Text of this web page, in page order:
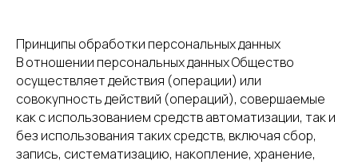
Принципы обработки персональных данных
В отношении персональных данных Общество
осуществляет действия (операции) или
совокупность действий (операций), совершаемые
как с использованием средств автоматизации, так и
без использования таких средств, включая сбор,
запись, систематизацию, накопление, хранение,